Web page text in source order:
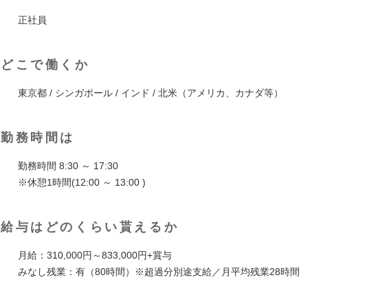
正社員
どこで働くか
東京都 / シンガポール / インド / 北米（アメリカ、カナダ等）
勤務時間は
勤務時間 8:30 ～ 17:30
※休憩1時間(12:00 ～ 13:00 )
給与はどのくらい貰えるか
月給：310,000円～833,000円+賞与
みなし残業：有（80時間）※超過分別途支給／月平均残業28時間